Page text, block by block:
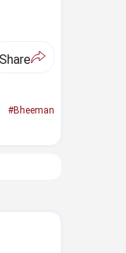
Share
#Bheeman